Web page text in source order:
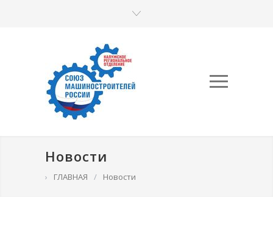
Новости
› ГЛАВНАЯ / Новости